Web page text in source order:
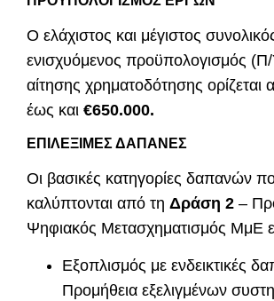
Ο ελάχιστος και μέγιστος
ενισχυόμενος προϋπολογισμός
αίτησης χρηματοδότησης ορίζεται
έως και €650.000.
ΕΠΙΛΕΞΙΜΕΣ ΔΑΠΑΝΕΣ
Οι βασικές κατηγορίες δαπανών
καλύπτονται από τη Δράση 2 –
Ψηφιακός Μετασχηματισμός ΜμΕ
Εξοπλισμός με ενδεικτικές
Προμήθεια εξελιγμένων